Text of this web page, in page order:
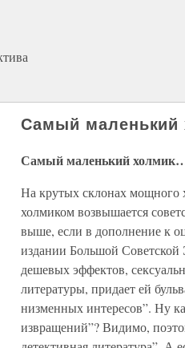
Самый маленький
Самый маленький
На крутых склонах мощного
холмиком возвышается
выше, если в дополнение к
издании Большой
дешевых эффектов,
литературы, придает ей
низменных интересов”. Ну
извращений”? Видимо,